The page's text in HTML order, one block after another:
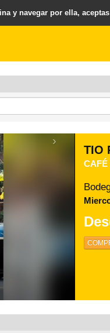
›
TIO
y navegar por ella,